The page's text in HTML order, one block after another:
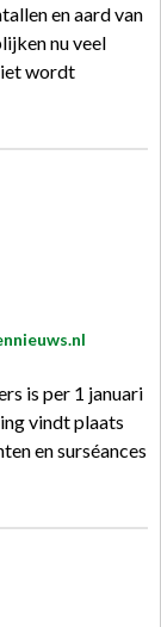
en aard van
nu veel
wordt
is per 1 januari
vindt plaats
en surséances